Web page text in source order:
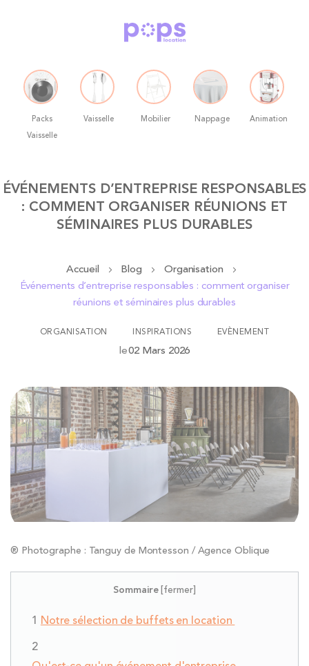
Packs
Vaisselle
Vaisselle Mobilier Nappage Animation
au
contenu
ÉVÉNEMENTS D’ENTREPRISE RESPONSABLES
: COMMENT ORGANISER RÉUNIONS ET
SÉMINAIRES PLUS DURABLES
Accueil Blog
Organisation
Événements d’entreprise responsables : comment organiser
réunions et séminaires plus durables
ORGANISATION INSPIRATIONS EVÈNEMENT
le02 Mars 2026
® Photographe : Tanguy de Montesson / Agence Oblique
Sommaire[fermer]
Notre sélection de buffets en location